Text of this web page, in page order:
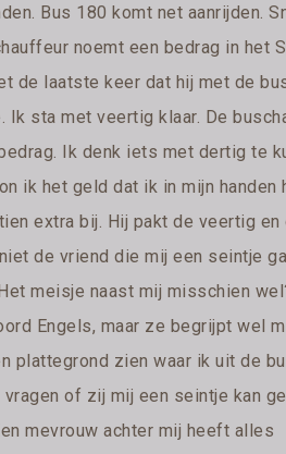
Bus 180 komt net aanrijden.
noemt een bedrag in het
de laatste keer dat hij met de
Ik sta met veertig klaar. De
Ik denk iets met dertig te
ik het geld dat ik in mijn handen
extra bij. Hij pakt de veertig en
de vriend die mij een seintje
meisje naast mij misschien
Engels, maar ze begrijpt wel
plattegrond zien waar ik uit de
of zij mij een seintje kan
mevrouw achter mij heeft alles